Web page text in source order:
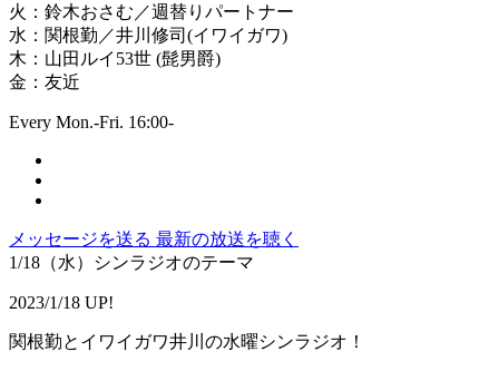
火：鈴木おさむ／週替りパートナー
水：関根勤／井川修司(イワイガワ)
木：山田ルイ53世 (髭男爵)
金：友近
Every Mon.-Fri. 16:00-
メッセージを送る 最新の放送を聴く
1/18（水）シンラジオのテーマ
2023/1/18 UP!
関根勤とイワイガワ井川の水曜シンラジオ！